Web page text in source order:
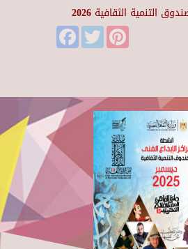
التنمية الثقافية 2026
FacebookTwitter